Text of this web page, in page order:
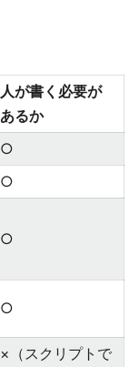
人が書く必要が
あるか
○
○
○
○
×（スクリプトで